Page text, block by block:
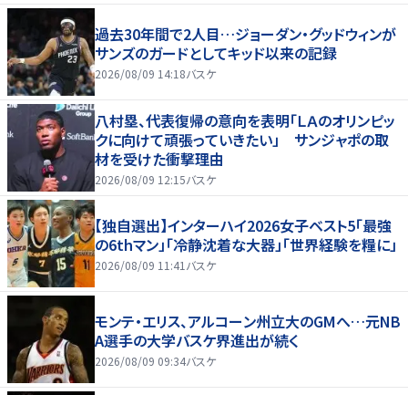
過去30年間で2人目…ジョーダン・グッドウィンが
サンズのガードとしてキッド以来の記録
2026/08/09 14:18バスケ
八村塁、代表復帰の意向を表明「ＬＡのオリンピッ
クに向けて頑張っていきたい」 サンジャポの取
材を受けた衝撃理由
2026/08/09 12:15バスケ
【独自選出】インターハイ2026女子ベスト5「最強
の6thマン」「冷静沈着な大器」「世界経験を糧に」
2026/08/09 11:41 バスケ
モンテ・エリス、アルコーン州立大のGMへ…元NB
A選手の大学バスケ界進出が続く
2026/08/09 09:34バスケ